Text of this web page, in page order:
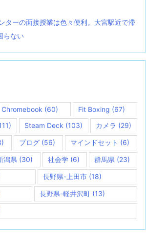
ターの面接授業は色々便利。大宮駅近で滞
らない
Chromebook (60) Fit Boxing (67)
Steam Deck (103) カメラ (29)
ブログ (56) マインドセット (6)
潟県 (30) 社会学(6) 群馬県 (23)
長野県-上田市(18)
長野県-軽井沢町 (13)